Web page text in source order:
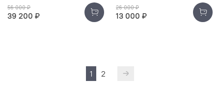
56 000 ₽
39 200 ₽
26 000 ₽
13 000 ₽
1 2